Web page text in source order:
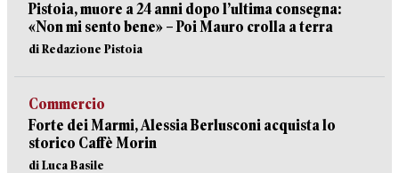
Pistoia, muore a 24 anni dopo l’ultima consegna:
«Non mi sento bene» – Poi Mauro crolla a terra
di Redazione Pistoia
Commercio
Forte dei Marmi, Alessia Berlusconi acquista lo
storico Caffè Morin
di Luca Basile